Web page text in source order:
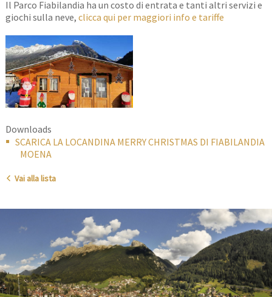
Il Parco Fiabilandia ha un costo di entrata e tanti altri servizi e
giochi sulla neve, clicca qui per maggiori info e tariffe
Downloads
SCARICA LA LOCANDINA MERRY CHRISTMAS DI FIABILANDIA
MOENA
Vai alla lista